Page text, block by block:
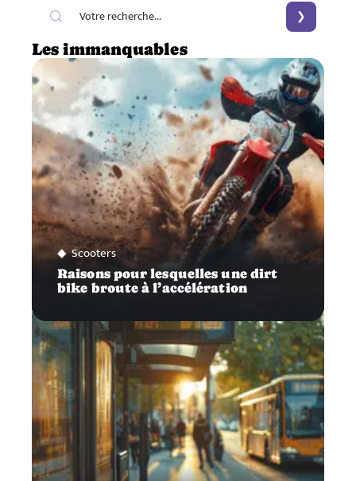
Les immanquables
Scooters
Raisons pour lesquelles une dirt
bike broute à l’accélération